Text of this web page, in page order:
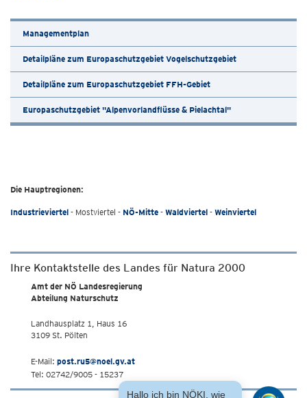
Managementplan
Detailpläne zum Europaschutzgebiet Vogelschutzgebiet
Detailpläne zum Europaschutzgebiet FFH-Gebiet
Europaschutzgebiet "Alpenvorlandflüsse & Pielachtal"
Die Hauptregionen:
Industrieviertel - Mostviertel - NÖ-Mitte - Waldviertel - Weinviertel
Ihre Kontaktstelle des Landes für Natura 2000
Amt der NÖ Landesregierung
Abteilung Naturschutz
Landhausplatz 1, Haus 16
3109 St. Pölten
E-Mail: post.ru5@noel.gv.at
Tel: 02742/9005 - 15237
Hallo ich bin NÖKI, wie